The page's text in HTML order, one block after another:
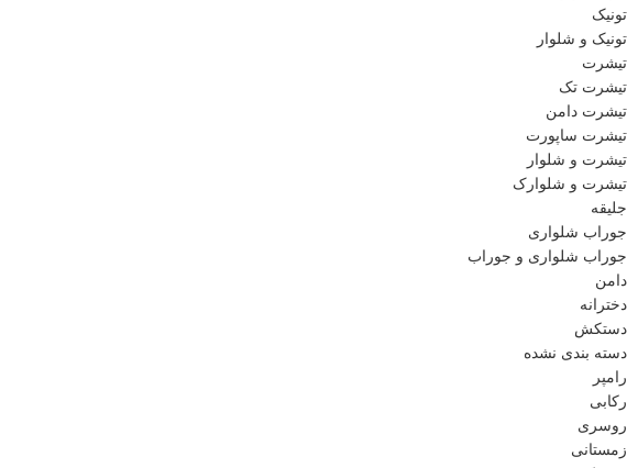
تونیک
تونیک و شلوار
تیشرت
تیشرت تک
تیشرت دامن
تیشرت ساپورت
تیشرت و شلوار
تیشرت و شلوارک
جلیقه
جوراب شلواری
جوراب شلواری و جوراب
دامن
دخترانه
دستکش
دسته بندی نشده
رامپر
رکابی
روسری
زمستانی